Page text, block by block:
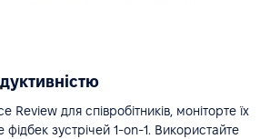
Review для співробітників, моніторте їх
фідбек зустрічей 1-on-1. Використайте